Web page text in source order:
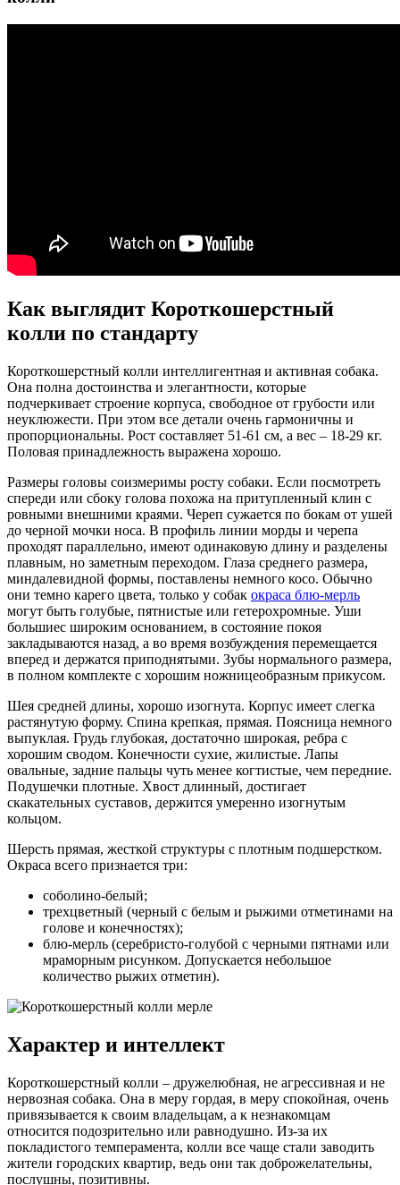
Как выглядит Короткошерстный
колли по стандарту
Короткошерстный колли интеллигентная и активная собака.
Она полна достоинства и элегантности, которые
подчеркивает строение корпуса, свободное от грубости или
неуклюжести. При этом все детали очень гармоничны и
пропорциональны. Рост составляет 51-61 см, а вес – 18-29 кг.
Половая принадлежность выражена хорошо.
Размеры головы соизмеримы росту собаки. Если посмотреть
спереди или сбоку голова похожа на притупленный клин с
ровными внешними краями. Череп сужается по бокам от ушей
до черной мочки носа. В профиль линии морды и черепа
проходят параллельно, имеют одинаковую длину и разделены
плавным, но заметным переходом. Глаза среднего размера,
миндалевидной формы, поставлены немного косо. Обычно
они темно карего цвета, только у собак окраса блю-мерль
могут быть голубые, пятнистые или гетерохромные. Уши
большиес широким основанием, в состояние покоя
закладываются назад, а во время возбуждения перемещается
вперед и держатся приподнятыми. Зубы нормального размера,
в полном комплекте с хорошим ножницеобразным прикусом.
Шея средней длины, хорошо изогнута. Корпус имеет слегка
растянутую форму. Спина крепкая, прямая. Поясница немного
выпуклая. Грудь глубокая, достаточно широкая, ребра с
хорошим сводом. Конечности сухие, жилистые. Лапы
овальные, задние пальцы чуть менее когтистые, чем передние.
Подушечки плотные. Хвост длинный, достигает
скакательных суставов, держится умеренно изогнутым
кольцом.
Шерсть прямая, жесткой структуры с плотным подшерстком.
Окраса всего признается три:
соболино-белый;
трехцветный (черный с белым и рыжими отметинами на
голове и конечностях);
блю-мерль (серебристо-голубой с черными пятнами или
мраморным рисунком. Допускается небольшое
количество рыжих отметин).
Характер и интеллект
Короткошерстный колли – дружелюбная, не агрессивная и не
нервозная собака. Она в меру гордая, в меру спокойная, очень
привязывается к своим владельцам, а к незнакомцам
относится подозрительно или равнодушно. Из-за их
покладистого темперамента, колли все чаще стали заводить
жители городских квартир, ведь они так доброжелательны,
послушны, позитивны.